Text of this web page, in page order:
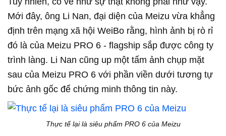
Mới đây, ông Li Nan, đại diện của Meizu vừa khẳng
định trên mạng xã hội WeiBo rằng, hình ảnh bị rò rỉ
đó là của Meizu PRO 6 - flagship sắp được công ty
trình làng. Li Nan cũng up một tấm ảnh chụp mặt
sau của Meizu PRO 6 với phần viền dưới tương tự
bức ảnh gốc để chứng minh thông tin này.
Thực tế lại là siêu phẩm PRO 6 của Meizu